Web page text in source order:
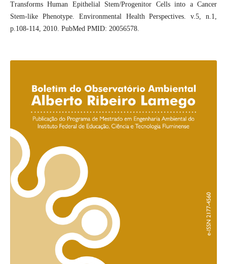
Transforms Human Epithelial Stem/Progenitor Cells into a Cancer
Stem-like Phenotype. Environmental Health Perspectives. v.5, n.1,
p.108-114, 2010. PubMed PMID: 20056578.